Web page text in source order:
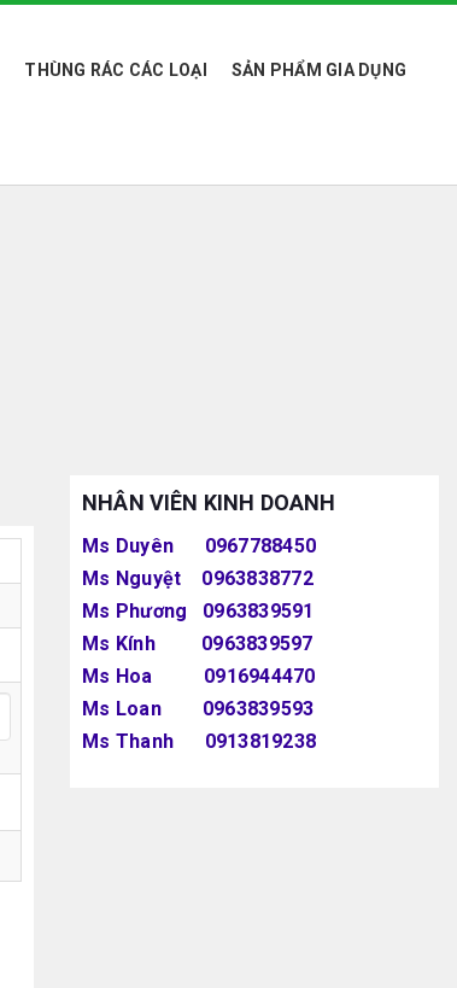
THÙNG RÁC CÁC LOẠI SẢN PHẨM GIA DỤNG
NHÂN VIÊN KINH DOANH
Ms Duyên 0967788450
Ms Nguyệt 0963838772
Ms Phương 0963839591
Ms Kính 0963839597
Ms Hoa 0916944470
Ms Loan 0963839593
Ms Thanh 0913819238